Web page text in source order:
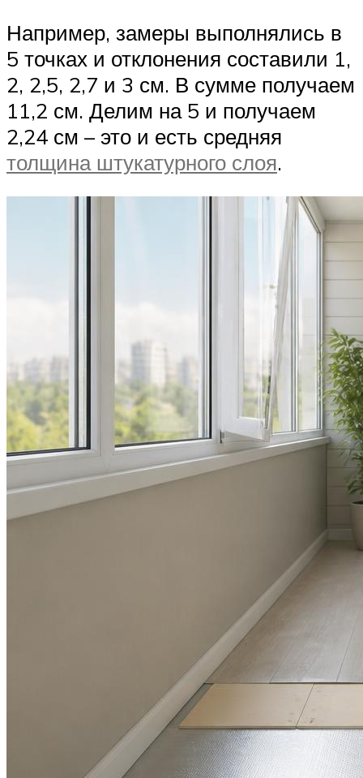
Например, замеры выполнялись в
5 точках и отклонения составили 1,
2, 2,5, 2,7 и 3 см. В сумме получаем
11,2 см. Делим на 5 и получаем
2,24 см – это и есть средняя
толщина штукатурного слоя.